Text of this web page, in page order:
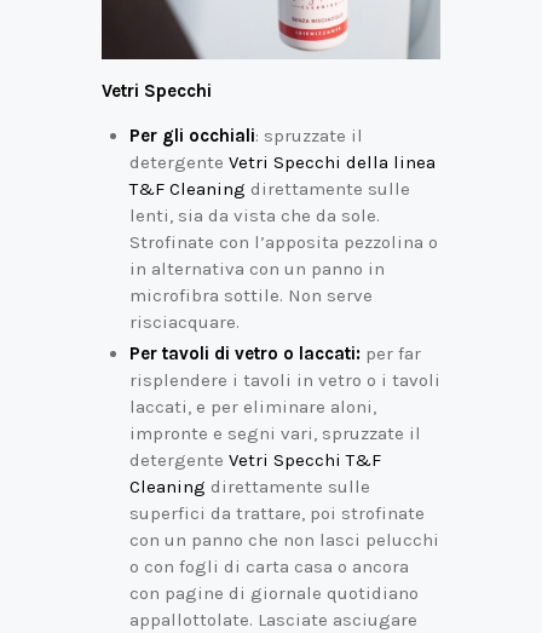
Vetri Specchi
Per gli occhiali: spruzzate il
detergente Vetri Specchi della linea
T&F Cleaning direttamente sulle
lenti, sia da vista che da sole.
Strofinate con l’apposita pezzolina o
in alternativa con un panno in
microfibra sottile. Non serve
risciacquare.
Per tavoli di vetro o laccati:per far
risplendere i tavoli in vetro o i tavoli
laccati, e per eliminare aloni,
impronte e segni vari, spruzzate il
detergente Vetri Specchi T&F
Cleaning direttamente sulle
superfici da trattare, poi strofinate
con un panno che non lasci pelucchi
o con fogli di carta casa o ancora
con pagine di giornale quotidiano
appallottolate. Lasciate asciugare